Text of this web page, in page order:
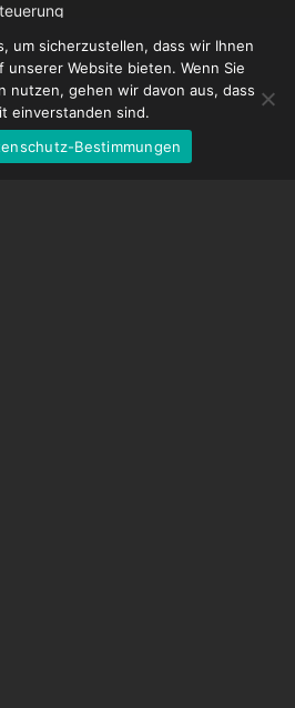
um sicherzustellen, dass wir Ihnen
unserer Website bieten. Wenn Sie
nutzen, gehen wir davon aus, dass
einverstanden sind.
Bestimmungen
German
English
Spanish
French